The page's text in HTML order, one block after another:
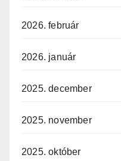
2026. február
2026. január
2025. december
2025. november
2025. október